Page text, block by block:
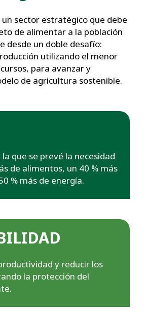
sector estratégico que debe
de alimentar a la población
desde un doble desafío:
utilizando el menor
para avanzar y
de agricultura sostenible.
la que se prevé la necesidad
de alimentos, un 40 % más
% más de energía.
y reducir los
la protección del